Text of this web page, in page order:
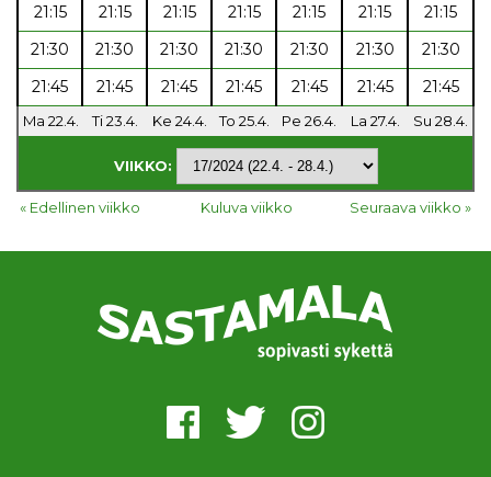
21:15
21:15 21:15 21:15 21:15 21:15
21:15
21:30
21:30 21:30 21:30 21:30 21:30
21:30
21:45
21:45 21:45 21:45 21:45 21:45 21:45
Ma 22.4. Ti 23.4. Ke 24.4. To 25.4. Pe 26.4. La 27.4. Su 28.4.
VIIKKO:
« Edellinen viikko Kuluva viikko Seuraava viikko »